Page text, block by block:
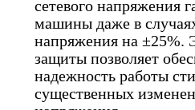
сетевого напряжения
машины даже в
напряжения на ±25%.
защиты позволяет
надежность работы
существенных